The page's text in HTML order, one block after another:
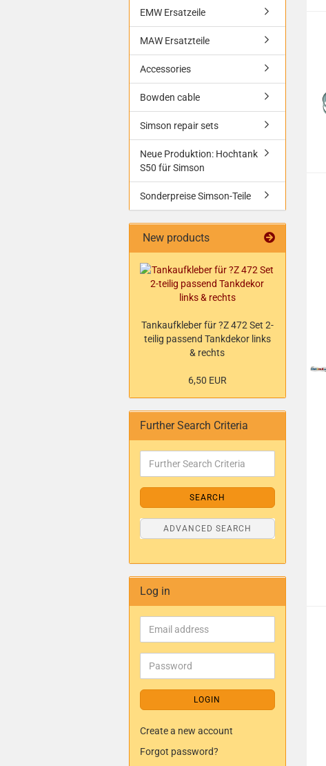
EMW Ersatzeile
MAW Ersatzteile
Accessories
Bowden cable
Simson repair sets
Neue Produktion: Hochtank
S50 für Simson
Sonderpreise Simson-Teile
New products
Tankaufkleber für ?Z 472 Set 2-
teilig passend Tankdekor links
& rechts
6,50 EUR
Further Search Criteria
SEARCH
ADVANCED SEARCH
Log in
LOGIN
Create a new account
Forgot password?